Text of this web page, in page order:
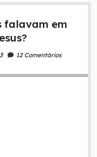
falavam em
12 Comentários